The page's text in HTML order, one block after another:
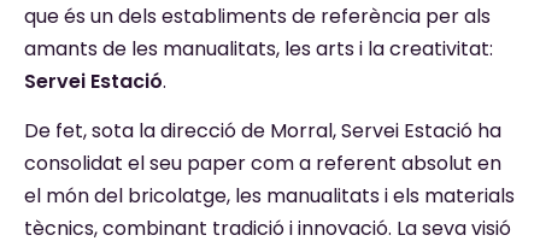
que és un dels establiments de referència per als
amants de les manualitats, les arts i la creativitat:
Servei Estació.
De fet, sota la direcció de Morral, Servei Estació ha
consolidat el seu paper com a referent absolut en
el món del bricolatge, les manualitats i els materials
tècnics, combinant tradició i innovació. La seva visió